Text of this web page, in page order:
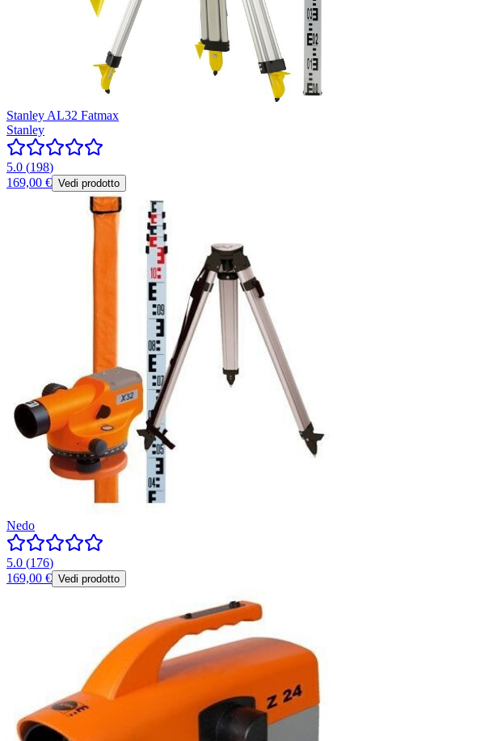
Stanley AL32 Fatmax
Stanley
5.0 (198)
169,00 € Vedi prodotto
Nedo
5.0 (176)
169,00 € Vedi prodotto